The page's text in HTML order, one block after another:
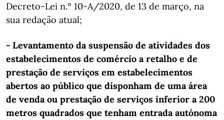
Decreto-Lei n.º 10-A/2020, de 13 de março, na
sua redação atual;
- Levantamento da suspensão de atividades dos
estabelecimentos de comércio a retalho e de
prestação de serviços em estabelecimentos
abertos ao público que disponham de uma área
de venda ou prestação de serviços inferior a 200
metros quadrados que tenham entrada autónoma